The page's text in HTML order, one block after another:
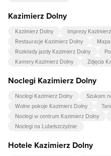
Kazimierz Dolny
Kazimierz Dolny Imprezy
Restauracje Kazimierz Dolny
Rozkłady jazdy Kazimierz Dolny
Kamery Kazimierz Dolny
Zdjęcia
Noclegi Kazimierz Dolny
Noclegi Kazimierz Dolny
Szukam
Wolne pokoje Kazimierz Dolny
Noclegi w centrum Kazimierz Dolny
Noclegi na Lubelszczyźnie
Hotele Kazimierz Dolny